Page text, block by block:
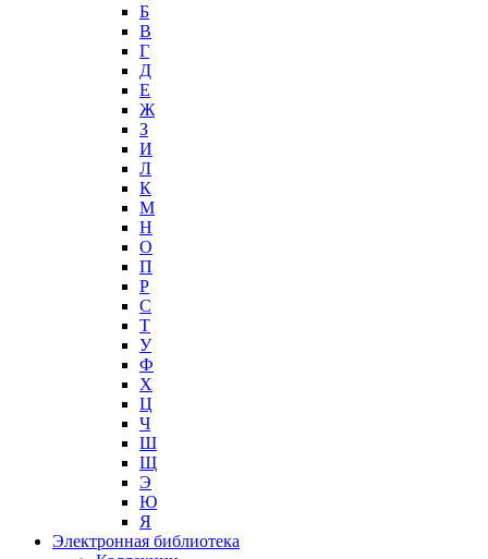
Б
В
Г
Д
Е
Ж
З
И
Л
К
М
Н
О
П
Р
С
Т
У
Ф
Х
Ц
Ч
Ш
Щ
Э
Ю
Я
Электронная библиотека